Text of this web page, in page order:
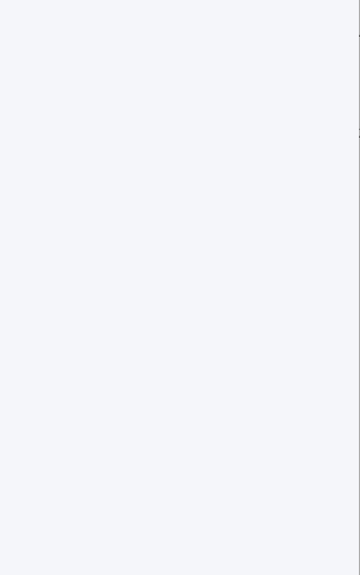
را با گوگوش و بهروز وثوقی ساخت، جالب می‌شد. هرچند فعلا همین‌طور مانده
رابطه سینمای ایران را با جامعه قطع می‌کند و در